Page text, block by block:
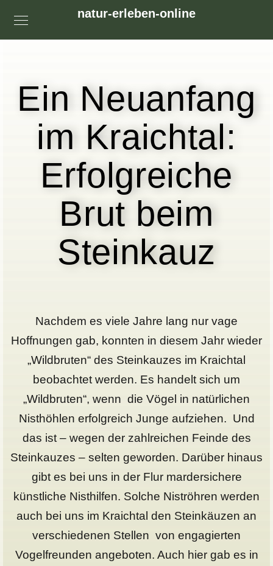
natur-erleben-online
Ein Neuanfang
im Kraichtal:
Erfolgreiche
Brut beim
Steinkauz
Nachdem es viele Jahre lang nur vage
Hoffnungen gab, konnten in diesem Jahr wieder
„Wildbruten“ des Steinkauzes im Kraichtal
beobachtet werden. Es handelt sich um
„Wildbruten“, wenn die Vögel in natürlichen
Nisthöhlen erfolgreich Junge aufziehen. Und
das ist – wegen der zahlreichen Feinde des
Steinkauzes – selten geworden. Darüber hinaus
gibt es bei uns in der Flur mardersichere
künstliche Nisthilfen. Solche Niströhren werden
auch bei uns im Kraichtal den Steinkäuzen an
verschiedenen Stellen von engagierten
Vogelfreunden angeboten. Auch hier gab es in